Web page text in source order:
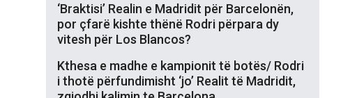
‘Braktisi’ Realin e Madridit për Barcelonën,
por çfarë kishte thënë Rodri përpara dy
vitesh për Los Blancos?
Kthesa e madhe e kampionit të botës/ Rodri
i thotë përfundimisht ‘jo’ Realit të Madridit,